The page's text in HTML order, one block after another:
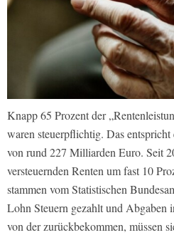
Knapp 65 Prozent der
waren steuerpflichtig. Das entspricht
von rund 227 Milliarden Euro. Seit
versteuernden Renten um fast 10
stammen vom Statistischen
Lohn Steuern gezahlt und Abgaben
von der zurückbekommen, müssen